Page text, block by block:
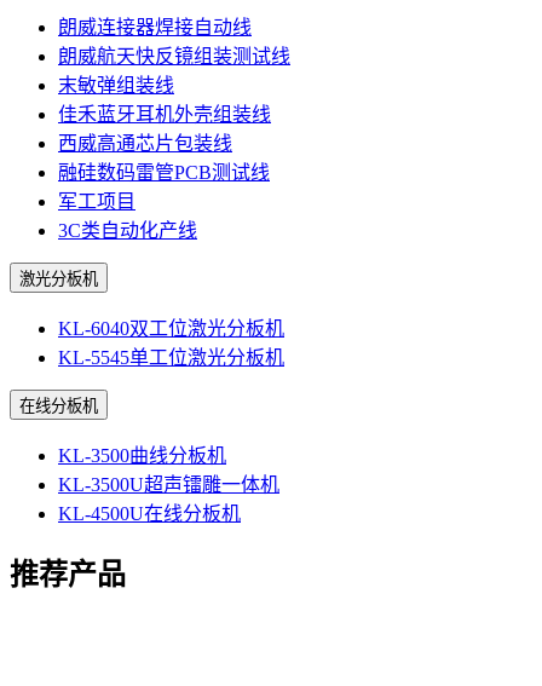
朗威连接器焊接自动线
朗威航天快反镜组装测试线
末敏弹组装线
佳禾蓝牙耳机外壳组装线
西威高通芯片包装线
融硅数码雷管PCB测试线
军工项目
3C类自动化产线
激光分板机
KL-6040双工位激光分板机
KL-5545单工位激光分板机
在线分板机
KL-3500曲线分板机
KL-3500U超声镭雕一体机
KL-4500U在线分板机
推荐产品